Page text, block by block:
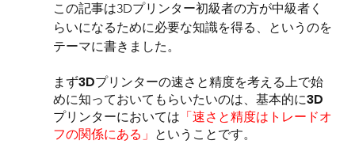
この記事は3Dプリンター初級者の方が中級者く
らいになるために必要な知識を得る、というのを
テーマに書きました。
まず3Dプリンターの速さと精度を考える上で始
めに知っておいてもらいたいのは、基本的に3D
プリンターにおいては 「速さと精度はトレードオ
フの関係にある」 ということです。